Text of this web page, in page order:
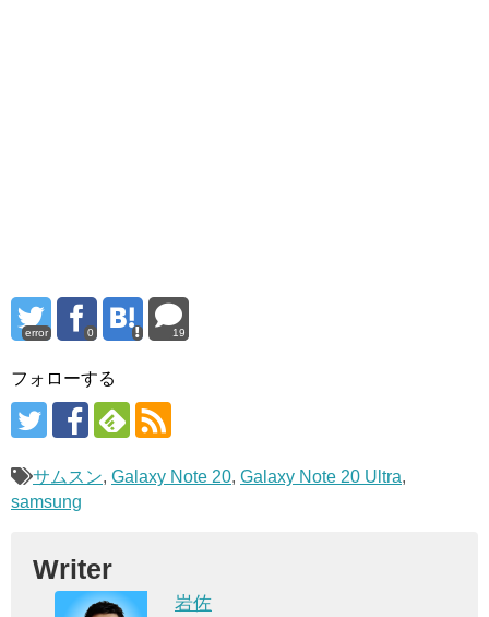
error 0 19
フォローする
サムスン, Galaxy Note 20, Galaxy Note 20 Ultra,
samsung
Writer
岩佐